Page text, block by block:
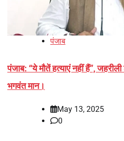
पंजाब
पंजाब: “ये मौतें हत्याएं नहीं हैं”,
भगवंत मान।
May 13, 2025
0